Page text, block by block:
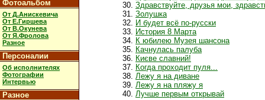
Фотоальбом
От Д.Анискевича
От Е.Гиршева
От В.Окунева
От Я.Фролова
Разное
Персоналии
Об исполнителях
Фотографии
Интервью
Разное
Здравствуйте, друзья мои,
Золушка
И будет всё по-русски
История 8 Марта
К юбилею Музея шансона
Качнулась палуба
Києве славний!
Когда проходит пуля...
Лежу я на диване
Лежу я на пляжу я
Лучше первым открывай